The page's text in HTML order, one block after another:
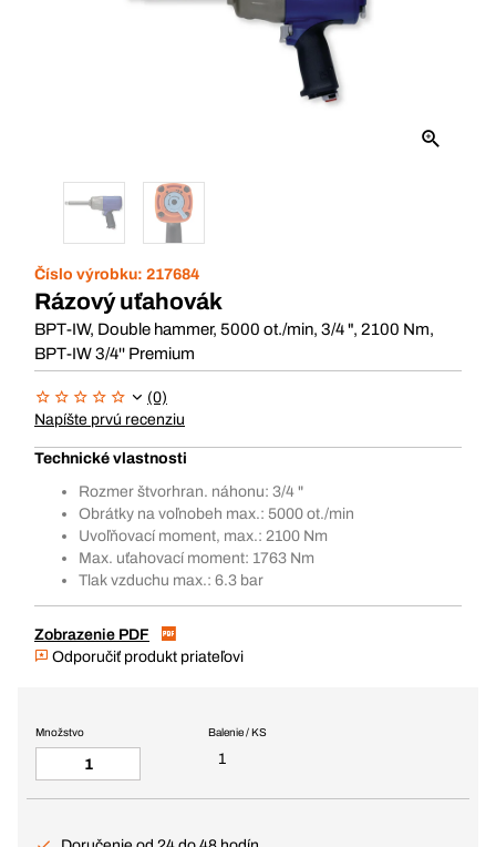
Číslo výrobku: 217684
Rázový uťahovák
BPT-IW, Double hammer, 5000 ot./min, 3/4 ", 2100 Nm,
BPT-IW 3/4'' Premium
(0)
Napíšte prvú recenziu
Technické vlastnosti
Rozmer štvorhran. náhonu: 3/4 "
Obrátky na voľnobeh max.: 5000 ot./min
Uvoľňovací moment, max.: 2100 Nm
Max. uťahovací moment: 1763 Nm
Tlak vzduchu max.: 6.3 bar
Zobrazenie PDF
Odporučiť produkt priateľovi
Balenie / KS
1
Množstvo